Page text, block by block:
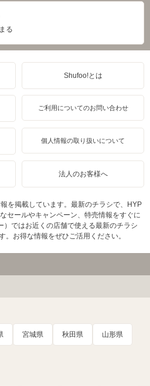
る
Shufoo!とは
ご利用についてのお問い合わせ
個人情報の取り扱いについて
法人のお客様へ
を掲載しています。最新のチラシで、HYP
セールやキャンペーン、特売情報をすぐに
ではお近くの店舗で使える最新のチラシ
。お得な情報をぜひご活用ください。
宮城県 秋田県 山形県